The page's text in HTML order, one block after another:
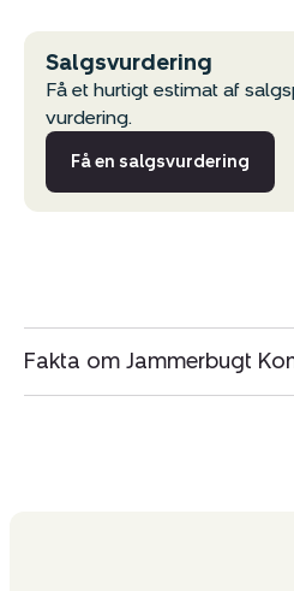
Salgsvurdering
Få et hurtigt estimat af
vurdering.
Få en salgsvurdering
Fakta om Jammerbugt
Del via